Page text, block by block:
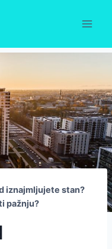
iznajmljujete stan?
pažnju?